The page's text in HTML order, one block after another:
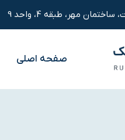
مهر، طبقه 4، واحد 9
صفحه اصلی